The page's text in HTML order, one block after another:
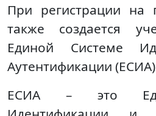
При регистрации на
также создается
Единой Системе
Аутентификации
ЕСИА – это